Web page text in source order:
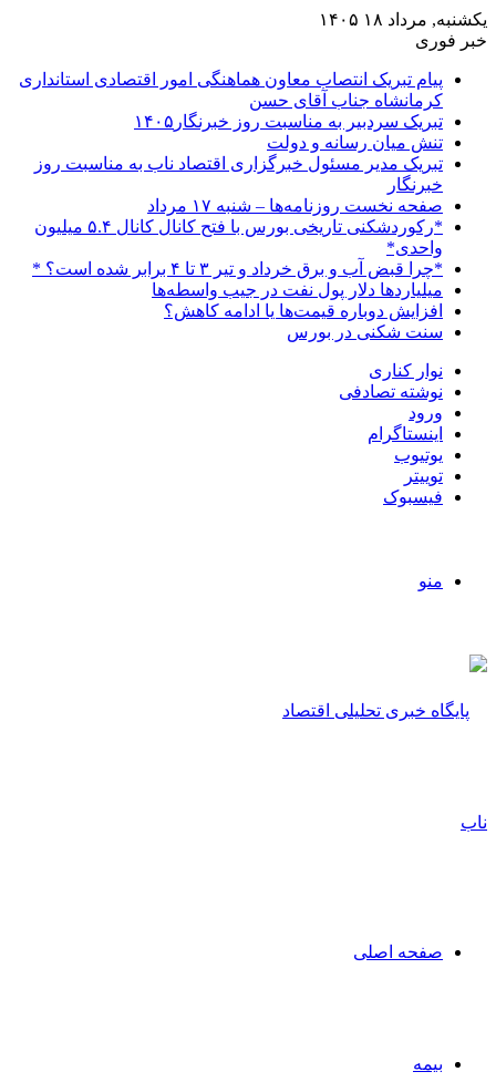
یکشنبه, مرداد ۱۸ ۱۴۰۵
خبر فوری
پیام تبریک انتصاب معاون هماهنگی امور اقتصادی استانداری
کرمانشاه جناب آقای حسن
تبریک سردبیر به مناسبت روز خبرنگار۱۴۰۵
تنش میان رسانه و دولت
تبریک مدیر مسئول خبرگزاری اقتصاد ناب به مناسبت روز
خبرنگار
صفحه نخست روزنامه‌ها – شنبه ۱۷ مرداد
*رکوردشکنی تاریخی بورس با فتح کانال کانال ۵.۴ میلیون
واحدی*
*چرا قبض آب و برق خرداد و تیر ۳ تا ۴ برابر شده است؟ *
میلیاردها دلار پول نفت در جیب واسطه‌ها
افزایش دوباره قیمت‌ها یا ادامه کاهش؟
سنت شکنی در بورس
نوار کناری
نوشته تصادفی
ورود
اینستاگرام
یوتیوب
توییتر
فیسبوک
منو
صفحه اصلی
بیمه